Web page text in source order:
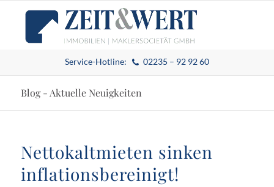
Service-Hotline: 02235 – 92 92 60
Blog - Aktuelle Neuigkeiten
Nettokaltmieten sinken
inflationsbereinigt!